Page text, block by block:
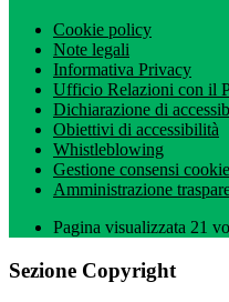
Cookie policy
Note legali
Informativa Privacy
Ufficio Relazioni con il
Dichiarazione di
Obiettivi di accessibilità
Whistleblowing
Gestione consensi cookie
Amministrazione
Pagina visualizzata 21
Sezione Copyright